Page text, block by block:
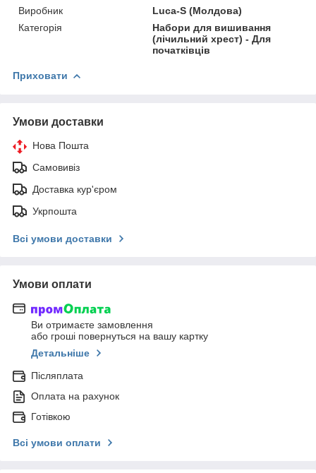
Виробник
Luca-S (Молдова)
Категорія
Набори для вишивання
(лічильний хрест) - Для
початківців
Приховати
Умови доставки
Нова Пошта
Самовивіз
Доставка кур'єром
Укрпошта
Всі умови доставки
Умови оплати
Ви отримаєте замовлення
або гроші повернуться на вашу картку
Детальніше
Післяплата
Оплата на рахунок
Готівкою
Всі умови оплати